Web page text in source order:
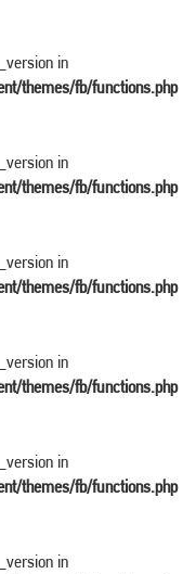
in
themes/fb/functions.php
in
themes/fb/functions.php
in
themes/fb/functions.php
in
themes/fb/functions.php
in
themes/fb/functions.php
in